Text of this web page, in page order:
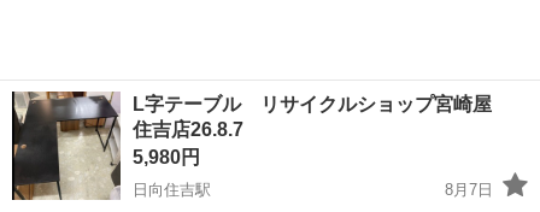
L字テーブル リサイクルショップ宮崎屋
住吉店26.8.7
5,980円
日向住吉駅
8月7日